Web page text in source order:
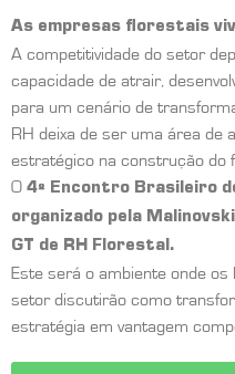
As empresas florestais
A competitividade do setor
capacidade de atrair,
para um cenário de
RH deixa de ser uma área de
estratégico na construção do
O 4º Encontro Brasileiro
organizado pela
GT de RH Florestal.
Este será o ambiente onde
setor discutirão como
estratégia em vantagem